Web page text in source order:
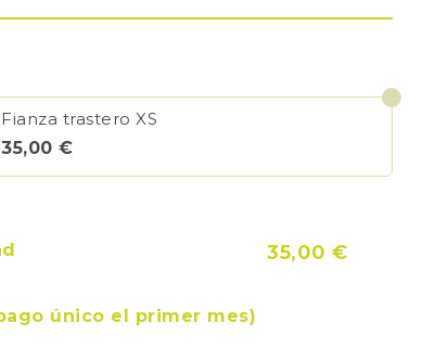
Fianza trastero XS
35,00€
35,00€